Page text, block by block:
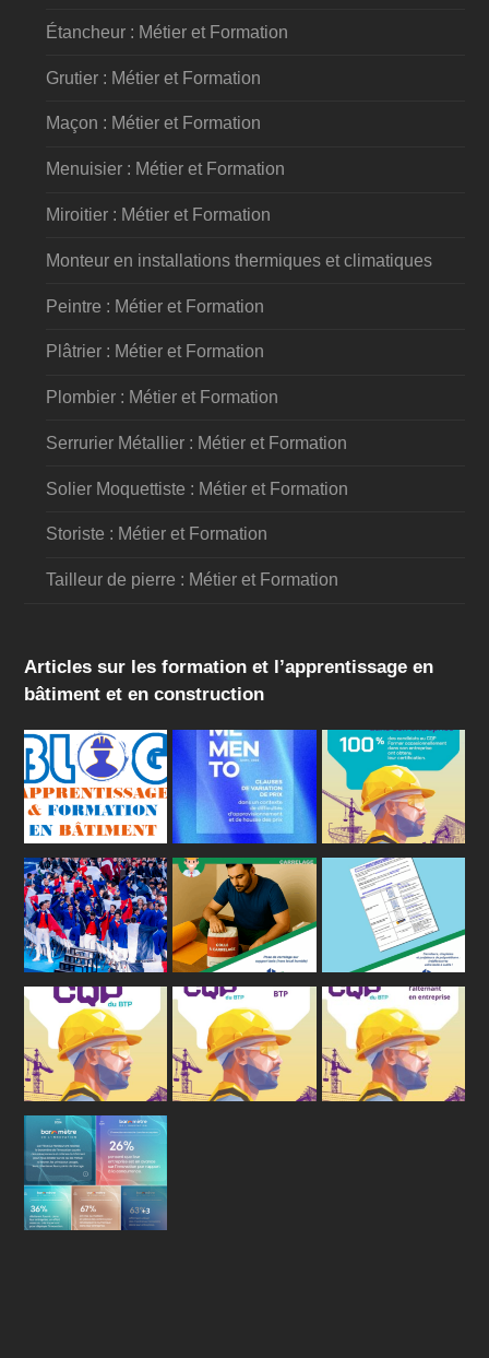
Étancheur : Métier et Formation
Grutier : Métier et Formation
Maçon : Métier et Formation
Menuisier : Métier et Formation
Miroitier : Métier et Formation
Monteur en installations thermiques et climatiques
Peintre : Métier et Formation
Plâtrier : Métier et Formation
Plombier : Métier et Formation
Serrurier Métallier : Métier et Formation
Solier Moquettiste : Métier et Formation
Storiste : Métier et Formation
Tailleur de pierre : Métier et Formation
Articles sur les formation et l’apprentissage en
bâtiment et en construction